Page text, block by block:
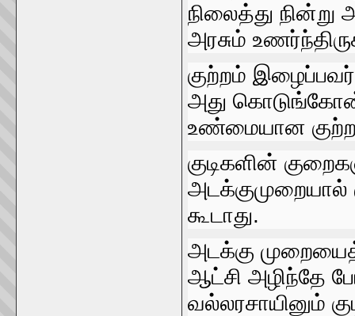
நிலைத்து
அரசும்‌
குற்றம்‌
அது
உண்மையான
குடிகளின்‌
கூடாது.
அடக்கு
ஆட்சி அழிந்தே
வல்லரசாயினும்‌